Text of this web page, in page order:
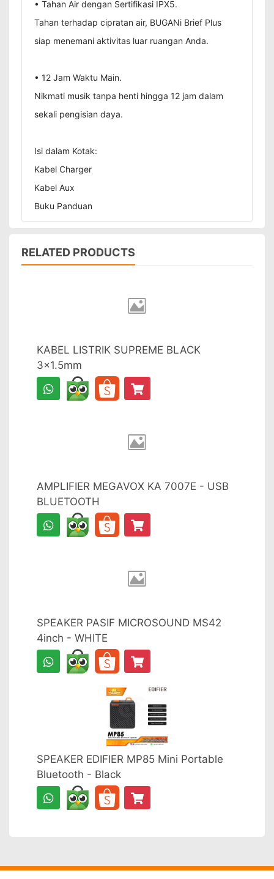
• Tahan Air dengan Sertifikasi IPX5.
Tahan terhadap cipratan air, BUGANi Brief Plus
siap menemani aktivitas luar ruangan Anda.
• 12 Jam Waktu Main.
Nikmati musik tanpa henti hingga 12 jam dalam
sekali pengisian daya.
Isi dalam Kotak:
Kabel Charger
Kabel Aux
Buku Panduan
RELATED PRODUCTS
KABEL LISTRIK SUPREME BLACK
3x1.5mm
AMPLIFIER MEGAVOX KA 7007E - USB
BLUETOOTH
SPEAKER PASIF MICROSOUND MS42
4inch - WHITE
SPEAKER EDIFIER MP85 Mini Portable
Bluetooth - Black